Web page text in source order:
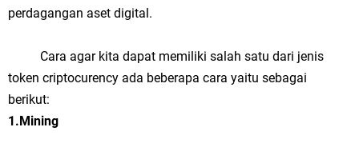
perdagangan aset digital.
Cara agar kita dapat memiliki salah satu dari jenis
token criptocurency ada beberapa cara yaitu sebagai
berikut:
1.Mining